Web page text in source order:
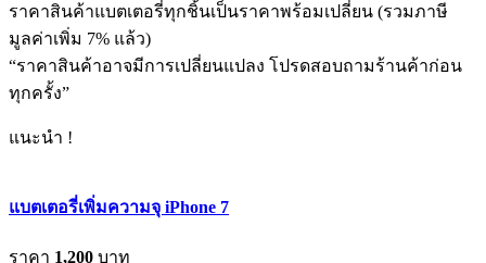
ราคาสินค้าแบตเตอรี่ทุกชิ้นเป็นราคาพร้อมเปลี่ยน (รวมภาษี
มูลค่าเพิ่ม 7% แล้ว)
“ราคาสินค้าอาจมีการเปลี่ยนแปลง โปรดสอบถามร้านค้าก่อน
ทุกครั้ง”
แนะนำ !
แบตเตอรี่เพิ่มความจุ iPhone 7
ราคา 1,200 บาท